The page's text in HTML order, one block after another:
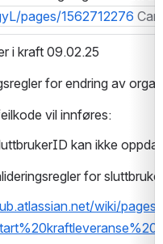
pages/1562712276
i kraft 09.02.25
for endring av
vil innføres:
kan ikke
for
wiki/